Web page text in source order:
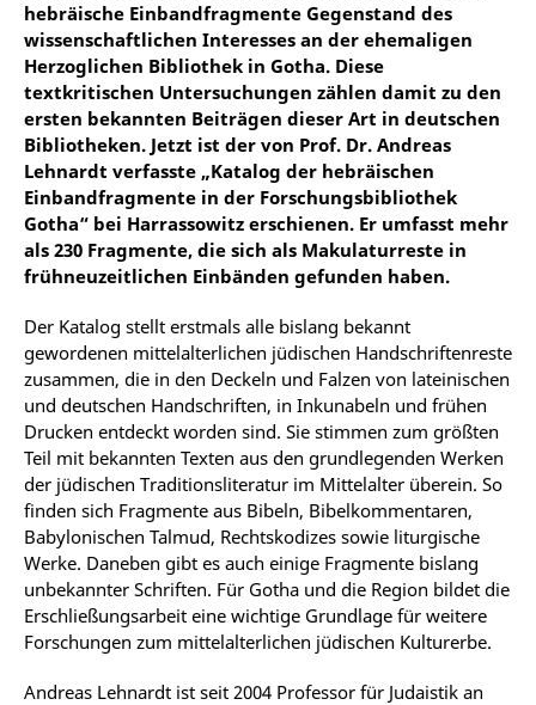
hebräische Einbandfragmente Gegenstand des
wissenschaftlichen Interesses an der ehemaligen
Herzoglichen Bibliothek in Gotha. Diese
textkritischen Untersuchungen zählen damit zu den
ersten bekannten Beiträgen dieser Art in deutschen
Bibliotheken. Jetzt ist der von Prof. Dr. Andreas
Lehnardt verfasste „Katalog der hebräischen
Einbandfragmente in der Forschungsbibliothek
Gotha“ bei Harrassowitz erschienen. Er umfasst mehr
als 230 Fragmente, die sich als Makulaturreste in
frühneuzeitlichen Einbänden gefunden haben.
Der Katalog stellt erstmals alle bislang bekannt
gewordenen mittelalterlichen jüdischen Handschriftenreste
zusammen, die in den Deckeln und Falzen von lateinischen
und deutschen Handschriften, in Inkunabeln und frühen
Drucken entdeckt worden sind. Sie stimmen zum größten
Teil mit bekannten Texten aus den grundlegenden Werken
der jüdischen Traditionsliteratur im Mittelalter überein. So
finden sich Fragmente aus Bibeln, Bibelkommentaren,
Babylonischen Talmud, Rechtskodizes sowie liturgische
Werke. Daneben gibt es auch einige Fragmente bislang
unbekannter Schriften. Für Gotha und die Region bildet die
Erschließungsarbeit eine wichtige Grundlage für weitere
Forschungen zum mittelalterlichen jüdischen Kulturerbe.
Andreas Lehnardt ist seit 2004 Professor für Judaistik an